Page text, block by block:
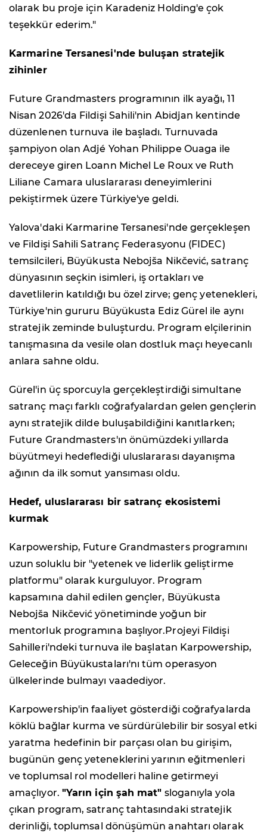
olarak bu proje için Karadeniz Holding'e çok
teşekkür ederim."
Karmarine Tersanesi'nde buluşan stratejik
zihinler
Future Grandmasters programının ilk ayağı, 11
Nisan 2026'da Fildişi Sahili'nin Abidjan kentinde
düzenlenen turnuva ile başladı. Turnuvada
şampiyon olan Adjé Yohan Philippe Ouaga ile
dereceye giren Loann Michel Le Roux ve Ruth
Liliane Camara uluslararası deneyimlerini
pekiştirmek üzere Türkiye'ye geldi.
Yalova'daki Karmarine Tersanesi'nde gerçekleşen
ve Fildişi Sahili Satranç Federasyonu (FIDEC)
temsilcileri, Büyükusta Nebojša Nikčević, satranç
dünyasının seçkin isimleri, iş ortakları ve
davetlilerin katıldığı bu özel zirve; genç yetenekleri,
Türkiye'nin gururu Büyükusta Ediz Gürel ile aynı
stratejik zeminde buluşturdu. Program elçilerinin
tanışmasına da vesile olan dostluk maçı heyecanlı
anlara sahne oldu.
Gürel'in üç sporcuyla gerçekleştirdiği simultane
satranç maçı farklı coğrafyalardan gelen gençlerin
aynı stratejik dilde buluşabildiğini kanıtlarken;
Future Grandmasters'ın önümüzdeki yıllarda
büyütmeyi hedeflediği uluslararası dayanışma
ağının da ilk somut yansıması oldu.
Hedef, uluslararası bir satranç ekosistemi
kurmak
Karpowership, Future Grandmasters programını
uzun soluklu bir "yetenek ve liderlik geliştirme
platformu" olarak kurguluyor. Program
kapsamına dahil edilen gençler, Büyükusta
Nebojša Nikčević yönetiminde yoğun bir
mentorluk programına başlıyor.Projeyi Fildişi
Sahilleri'ndeki turnuva ile başlatan Karpowership,
Geleceğin Büyükustaları'nı tüm operasyon
ülkelerinde bulmayı vaadediyor.
Karpowership'in faaliyet gösterdiği coğrafyalarda
köklü bağlar kurma ve sürdürülebilir bir sosyal etki
yaratma hedefinin bir parçası olan bu girişim,
bugünün genç yeteneklerini yarının eğitmenleri
ve toplumsal rol modelleri haline getirmeyi
amaçlıyor. "Yarın için şah mat" sloganıyla yola
çıkan program, satranç tahtasındaki stratejik
derinliği, toplumsal dönüşümün anahtarı olarak